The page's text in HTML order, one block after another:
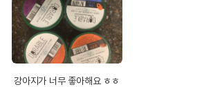
강아지가 너무 좋아해요 ㅎㅎ